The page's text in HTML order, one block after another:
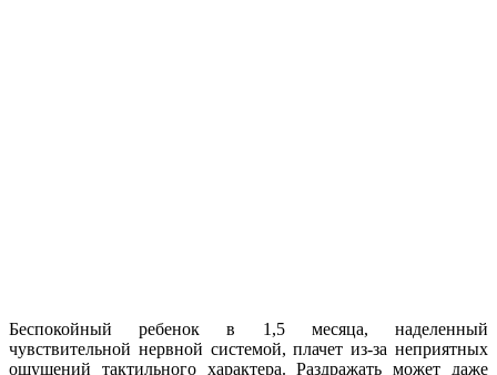
Беспокойный ребенок в 1,5 месяца, наделенный
чувствительной нервной системой, плачет из-за неприятных
ощущений тактильного характера. Раздражать может даже